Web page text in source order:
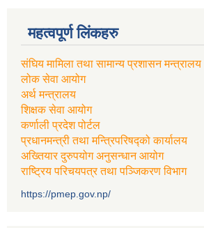
महत्वपूर्ण लिंकहरु
संघिय मामिला तथा सामान्य प्रशासन मन्त्रालय
लोक सेवा आयोग
अर्थ मन्त्रालय
शिक्षक सेवा आयोग
कर्णाली प्रदेश पोर्टल
प्रधानमन्त्री तथा मन्त्रिपरिषद्को कार्यालय
अख्तियार दुरुपयोग अनुसन्धान आयोग
राष्ट्रिय परिचयपत्र तथा पञ्जिकरण विभाग
https://pmep.gov.np/